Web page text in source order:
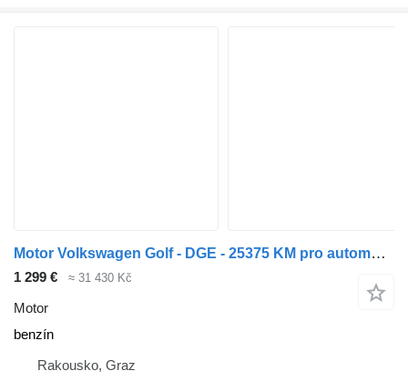
Motor Volkswagen Golf - DGE - 25375 KM pro automobilu
1 299 € ≈ 31 430 Kč
Motor
benzín
Rakousko, Graz